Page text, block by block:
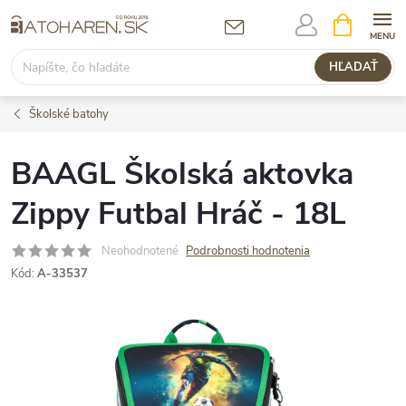
na
obsah
HĽADAŤ
KOŠÍK
Školské batohy
BAAGL Školská aktovka
Zippy Futbal Hráč - 18L
Neohodnotené Podrobnosti hodnotenia
Kód: A-33537